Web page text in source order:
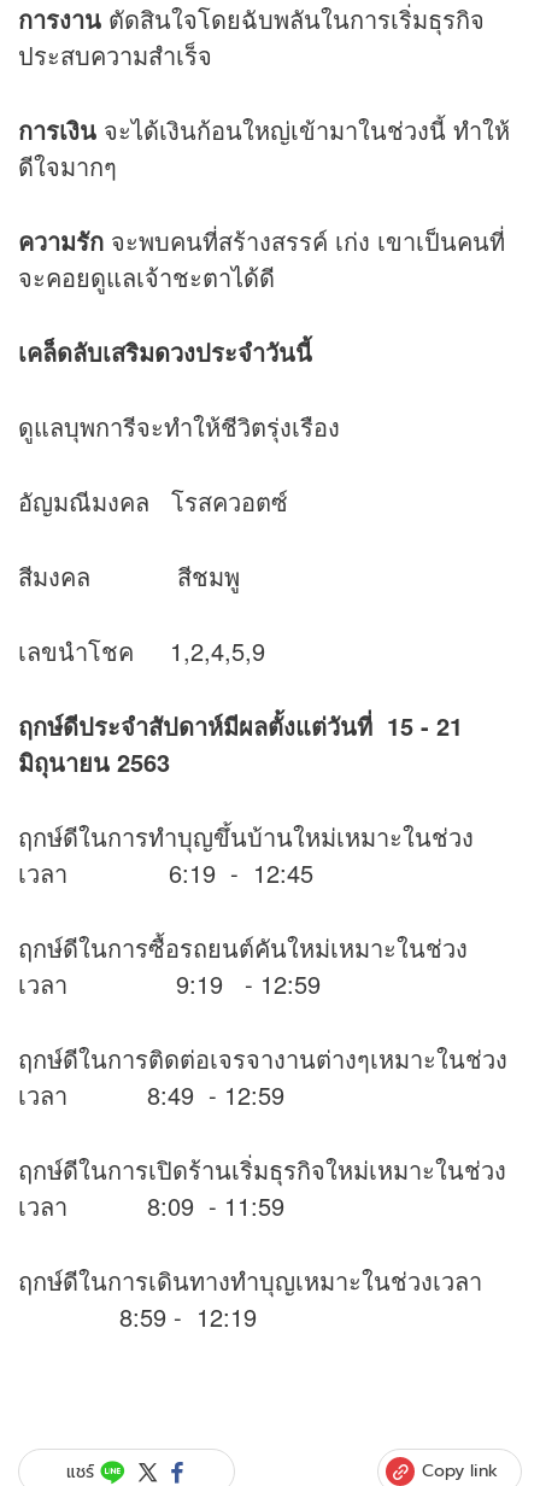
การงาน ตัดสินใจโดยฉับพลันในการเริ่มธุรกิจ
ประสบความสำเร็จ
การเงิน จะได้เงินก้อนใหญ่เข้ามาในช่วงนี้ ทำให้
ดีใจมากๆ
ความรัก จะพบคนที่สร้างสรรค์ เก่ง เขาเป็นคนที่
จะคอยดูแลเจ้าชะตาได้ดี
เคล็ดลับเสริมดวงประจำวันนี้
ดูแลบุพการีจะทำให้ชีวิตรุ่งเรือง
อัญมณีมงคล โรสควอตซ์
สีมงคล สีชมพู
เลขนำโชค 1,2,4,5,9
ฤกษ์ดีประจำสัปดาห์มีผลตั้งแต่วันที่ 15 - 21
มิถุนายน 2563
ฤกษ์ดีในการทำบุญขึ้นบ้านใหม่เหมาะในช่วง
เวลา 6:19 - 12:45
ฤกษ์ดีในการซื้อรถยนต์คันใหม่เหมาะในช่วง
เวลา 9:19 - 12:59
ฤกษ์ดีในการติดต่อเจรจางานต่างๆเหมาะในช่วง
เวลา 8:49 - 12:59
ฤกษ์ดีในการเปิดร้านเริ่มธุรกิจใหม่เหมาะในช่วง
เวลา 8:09 - 11:59
ฤกษ์ดีในการเดินทางทำบุญเหมาะในช่วงเวลา
8:59 - 12:19
แชร์ Copy link